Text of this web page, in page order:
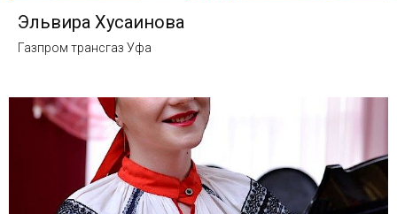
Эльвира Хусаинова
Газпром трансгаз Уфа